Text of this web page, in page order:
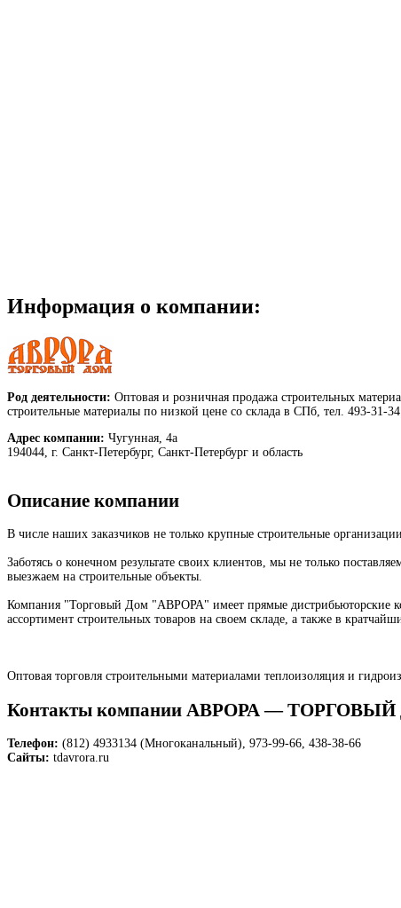
Информация о компании:
Род деятельности: Оптовая и розничная продажа строительных
строительные материалы по низкой цене со склада в СПб, тел. 493-31-34
Адрес компании: Чугунная, 4а
194044, г. Санкт-Петербург, Санкт-Петербург и область
Описание компании
В числе наших заказчиков не только крупные строительные
Заботясь о конечном результате своих клиентов, мы не только
выезжаем на строительные объекты.
Компания "Торговый Дом "АВРОРА" имеет прямые дистрибьюторские
ассортимент строительных товаров на своем складе, а также в
Оптовая торговля строительными материалами теплоизоляция и
Контакты компании АВРОРА —
Телефон: (812) 4933134 (Многоканальный), 973-99-66, 438-38-66
Сайты: tdavrora.ru